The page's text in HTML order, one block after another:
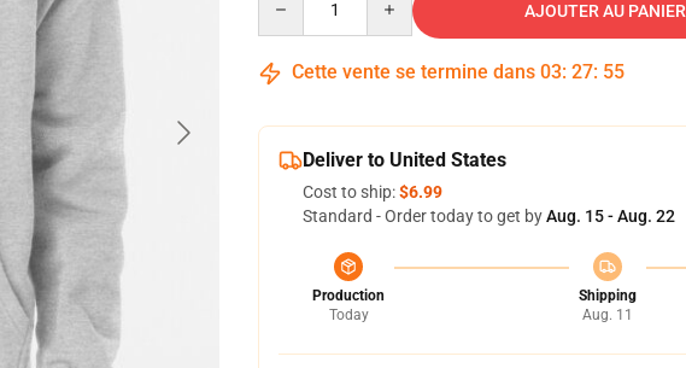
AJOUTER AU PANIER
Cette vente se termine dans 03: 27: 55
Deliver to United States
Cost to ship:$6.99
Standard - Order today to get byAug. 15 - Aug. 22
Production
Today
Shipping
Aug. 11